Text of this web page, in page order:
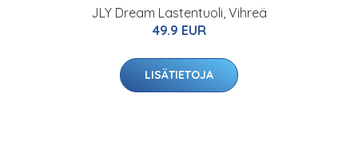
JLY Dream Lastentuoli, Vihreä
49.9 EUR
LISÄTIETOJA